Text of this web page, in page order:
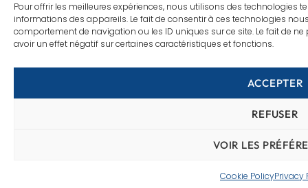
Pour offrir les meilleures expériences, nous utilisons des technologies
informations des appareils. Le fait de consentir à ces technologies
comportement de navigation ou les ID uniques sur ce site. Le fait de
avoir un effet négatif sur certaines caractéristiques et fonctions.
ACCEPTER
REFUSER
VOIR LES
Cookie PolicyPrivacy